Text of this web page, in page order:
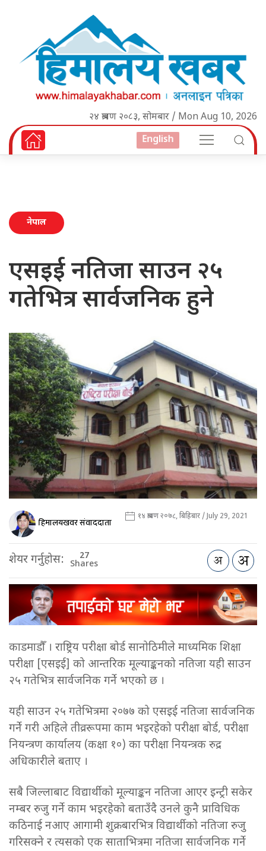
२४ श्रावण २०८३, सोमबार / Mon Aug 10, 2026
English
नेपाल
एसइई नतिजा साउन २५
गतेभित्र सार्वजनिक हुने
हिमालयखवर संवाददाता १४ श्रावण २०७८, बिहिबार / July 29, 2021
शेयर गर्नुहोस: 27
Shares
काडमाडौँ । राष्ट्रिय परीक्षा बोर्ड सानोठिमीले माध्यमिक शिक्षा
परीक्षा [एसइई] को आन्तरिक मूल्याङ्कनको नतिजा यही साउन
२५ गतेभित्र सार्वजनिक गर्ने भएको छ ।
यही साउन २५ गतेभित्रमा २०७७ को एसइई नतिजा सार्वजनिक
गर्ने गरी अहिले तीव्ररूपमा काम भइरहेको परीक्षा बोर्ड, परीक्षा
नियन्त्रण कार्यालय (कक्षा १०) का परीक्षा नियन्त्रक रुद्र
अधिकारीले बताए ।
सबै जिल्लाबाट विद्यार्थीको मूल्याङ्कन नतिजा आएर इन्ट्री सकेर
नम्बर रुजु गर्ने काम भइरहेको बताउँदै उनले कुनै प्राविधिक
कठिनाई नआए आगामी शुक्रबारभित्र विद्यार्थीको नतिजा रुजु
गरिसक्ने र त्यसको एक साताभित्रमा नतिजा सार्वजनिक गर्ने